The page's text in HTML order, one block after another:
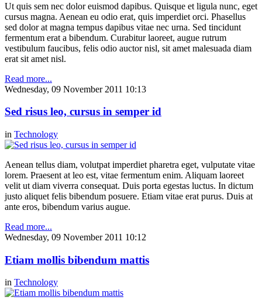
Ut quis sem nec dolor euismod dapibus. Quisque et ligula nunc, eget
cursus magna. Aenean eu odio erat, quis imperdiet orci. Phasellus
sed dolor at magna tempus dapibus vitae nec urna. Sed tincidunt
fermentum erat a bibendum. Curabitur laoreet, augue rutrum
vestibulum faucibus, felis odio auctor nisl, sit amet malesuada diam
erat sit amet nisl.
Read more...
Wednesday, 09 November 2011 10:13
Sed risus leo, cursus in semper id
in Technology
Aenean tellus diam, volutpat imperdiet pharetra eget, vulputate vitae
lorem. Praesent at leo est, vitae fermentum enim. Aliquam laoreet
velit ut diam viverra consequat. Duis porta egestas luctus. In dictum
justo aliquet felis bibendum posuere. Etiam vitae erat purus. Duis at
ante eros, bibendum varius augue.
Read more...
Wednesday, 09 November 2011 10:12
Etiam mollis bibendum mattis
in Technology